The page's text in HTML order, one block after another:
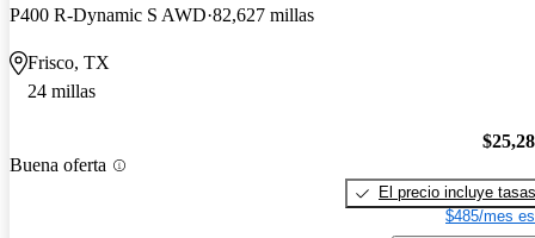
P400 R-Dynamic S AWD 82,627 millas
Frisco, TX
24 millas
Buena oferta
El precio incluye tasas
$485/mes